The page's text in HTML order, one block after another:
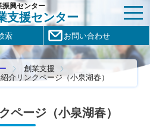
振興センター
支援センター
索 お問い合わせ
創業支援
介リンクページ（小泉湖春）
ページ（小泉湖春）